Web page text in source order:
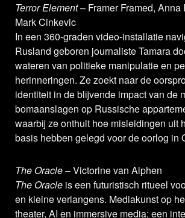
Terror Element– Framer Framed, Anna
Mark Cinkevic
In een 360-graden video-installatie
Rusland geboren journaliste Tamara
wateren van politieke manipulatie en
herinneringen. Ze zoekt naar de
identiteit in de blijvende impact van de
bomaanslagen op Russische
waarbij ze onthult hoe misleidingen uit
basis hebben gelegd voor de oorlog in
The Oracle– Victorine van Alphen
The Oracle is een futuristisch ritueel
en kleine verlangens. Mediakunst op
theater, AI en immersive media: een